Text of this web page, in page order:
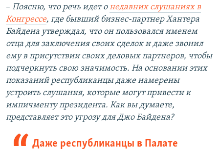
– Поясню, что речь идет онедавних слушаниях в
Конгрессе, где бывший бизнес-партнер Хантера
Байдена утверждал, что он пользовался именем
отца для заключения своих сделок и даже звонил
ему в присутствии своих деловых партнеров, чтобы
подчеркнуть свою значимость. На основании этих
показаний республиканцы даже намерены
устроить слушания, которые могут привести к
импичменту президента. Как вы думаете,
представляет это угрозу для Джо Байдена?
Даже республиканцы в Палате